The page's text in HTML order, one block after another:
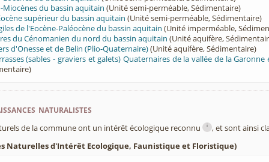
Miocènes du bassin aquitain (Unité semi-perméable, Sédimentaire)
supérieur du bassin aquitain (Unité semi-perméable, Sédimentaire)
de l'Eocène-Paléocène du bassin aquitain (Unité imperméable,
du Cénomanien du nord du bassin aquitain (Unité aquifère,
d'Onesse et de Belin (Plio-Quaternaire)(Unité aquifère, Sédimentaire)
(sables - graviers et galets) Quaternaires de la vallée de la
naturalistes
de la commune ont un intérêt écologique reconnu i
, et sont ainsi
Naturelles d'Intérêt Ecologique, Faunistique et Floristique)